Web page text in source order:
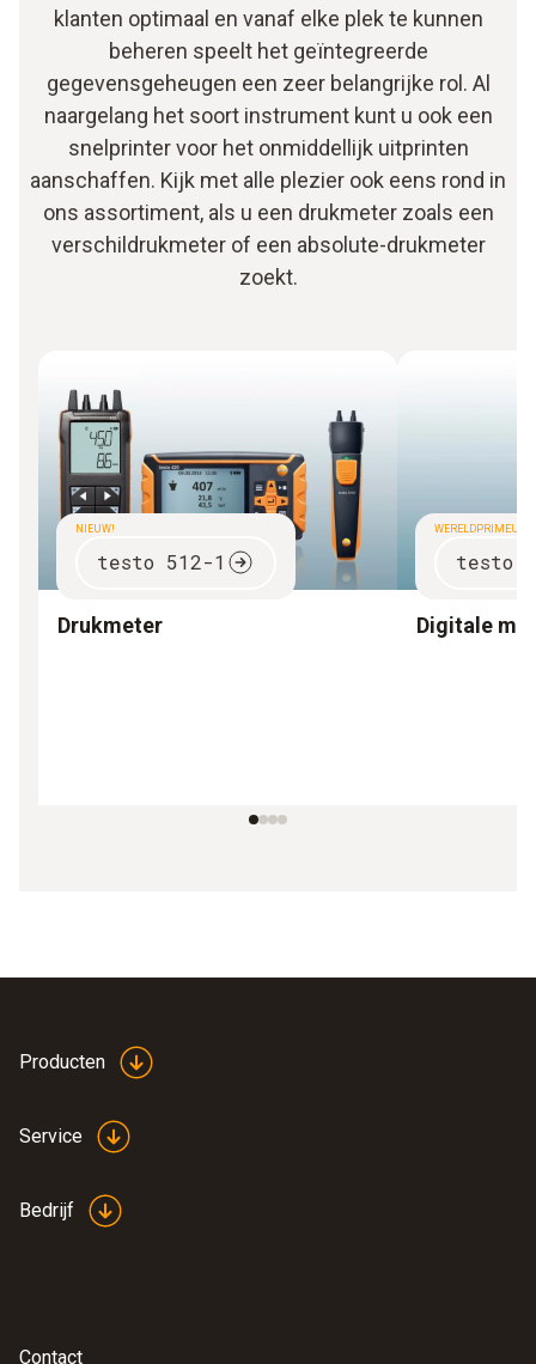
klanten optimaal en vanaf elke plek te kunnen
beheren speelt het geïntegreerde
gegevensgeheugen een zeer belangrijke rol. Al
naargelang het soort instrument kunt u ook een
snelprinter voor het onmiddellijk uitprinten
aanschaffen. Kijk met alle plezier ook eens rond in
ons assortiment, als u een drukmeter zoals een
verschildrukmeter of een absolute-drukmeter
zoekt.
NIEUW!
testo 512-1
Drukmeter
WERELDPRIMEUR
testo
Digitale
Producten
Service
Bedrijf
Contact